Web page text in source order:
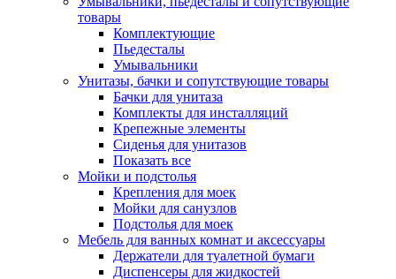
товары
Комплектующие
Пьедесталы
Умывальники
Унитазы, бачки и сопутствующие товары
Бачки для унитаза
Комплекты для инсталляций
Крепежные элементы
Сиденья для унитазов
Показать все
Мойки и подстолья
Крепления для моек
Мойки для санузлов
Подстолья для моек
Мебель для ванных комнат и аксессуары
Держатели для туалетной бумаги
Диспенсеры для жидкостей